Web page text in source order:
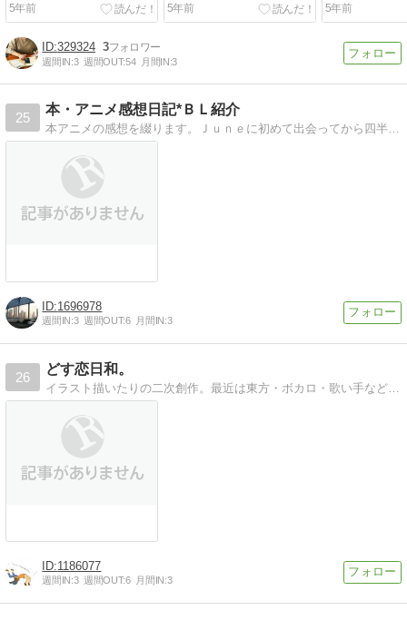
5年前
5年前
5年前
329324 3
週間IN:3 週間OUT:54 月間IN:3
25
本・アニメ感想日記*ＢＬ紹介
本アニメの感想を綴ります。Ｊｕｎｅに初めて出会ってから四半世紀、まさかこんなにＢＬ本が気軽に手に入る世の中になるとは…。ありがたい事です。
1696978
週間IN:3 週間OUT:6 月間IN:3
26
どす恋日和。
イラスト描いたりの二次創作。最近は東方・ボカロ・歌い手などなど
1186077
週間IN:3 週間OUT:6 月間IN:3